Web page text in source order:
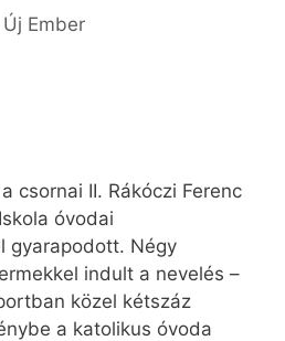
Új Ember
csornai II. Rákóczi Ferenc
óvodai
gyarapodott. Négy
indult a nevelés –
közel kétszáz
a katolikus óvoda